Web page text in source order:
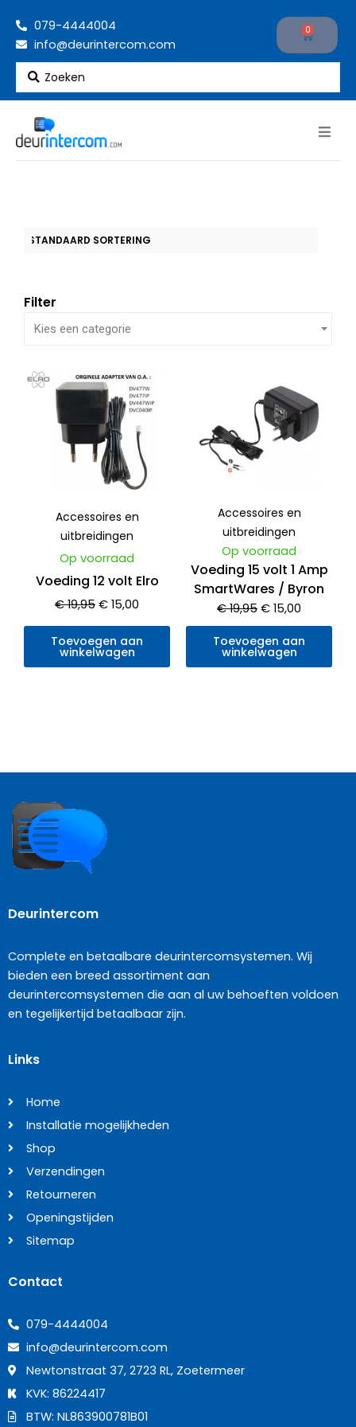
naar
inhoud
079-4444004
info@deurintercom.com
0 Cart
Search
...
Filter
Kies een categorie
Accessoires en
uitbreidingen
Op voorraad
Voeding 12 volt Elro
€19,95
Oorspronkelijke
prijs
was:
€ 19,95.
€ 15,00
Huidige
prijs
is:
€ 15,00.
Toevoegen aan
winkelwagen
Accessoires en
uitbreidingen
Op voorraad
Voeding 15 volt 1 Amp
SmartWares / Byron
€19,95
prijs
was:
€ 19,95.
€ 15,00
prijs
is:
€ 15,00.
Toevoegen aan
winkelwagen
Deurintercom
Complete en betaalbare deurintercomsystemen. Wij
bieden een breed assortiment aan
deurintercomsystemen die aan al uw behoeften voldoen
en tegelijkertijd betaalbaar zijn.
Links
Home
Installatie mogelijkheden
Shop
Verzendingen
Retourneren
Openingstijden
Sitemap
Contact
079-4444004
info@deurintercom.com
Newtonstraat 37, 2723 RL, Zoetermeer
KVK: 86224417
BTW: NL863900781B01